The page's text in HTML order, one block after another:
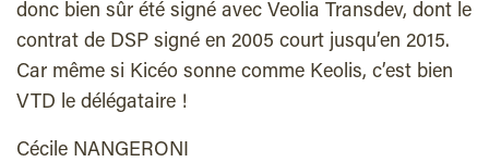
donc bien sûr été signé avec Veolia Transdev, dont le
contrat de DSP signé en 2005 court jusqu’en 2015.
Car même si Kicéo sonne comme Keolis, c’est bien
VTD le délégataire !
Cécile NANGERONI